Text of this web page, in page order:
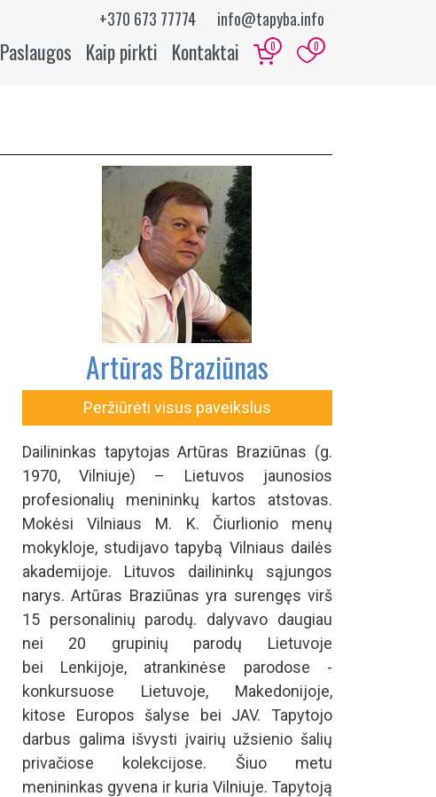
+370 673 77774 info@tapyba.info
Paslaugos Kaip pirkti Kontaktai 0 0
Artūras Braziūnas
Peržiūrėti visus paveikslus
Dailininkas tapytojas Artūras Braziūnas (g.
1970, Vilniuje) – Lietuvos jaunosios
profesionalių menininkų kartos atstovas.
Mokėsi Vilniaus M. K. Čiurlionio menų
mokykloje, studijavo tapybą Vilniaus dailės
akademijoje. Lituvos dailininkų sąjungos
narys. Artūras Braziūnas yra surengęs virš
15 personalinių parodų. dalyvavo daugiau
nei 20 grupinių parodų Lietuvoje
bei Lenkijoje, atrankinėse parodose -
konkursuose Lietuvoje, Makedonijoje,
kitose Europos šalyse bei JAV. Tapytojo
darbus galima išvysti įvairių užsienio šalių
privačiose kolekcijose. Šiuo metu
menininkas gyvena ir kuria Vilniuje. Tapytoją